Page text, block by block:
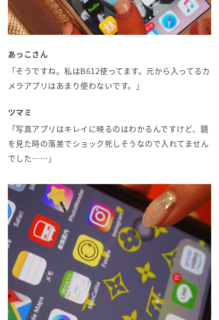
あっこさん
「そうですね。私はB612使ってます。元から入ってるカ
メラアプリはあまり使わないです。」
ツマミ
「写真アプリはキレイに映るのはわかるんですけど、鏡
を見た時の落差でショック死しそうなので入れてません
でした……」